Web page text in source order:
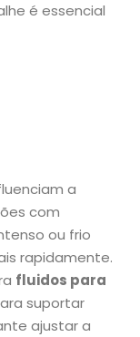
é essencial
a
com
ou frio
rapidamente.
fluidos para
suportar
ajustar a